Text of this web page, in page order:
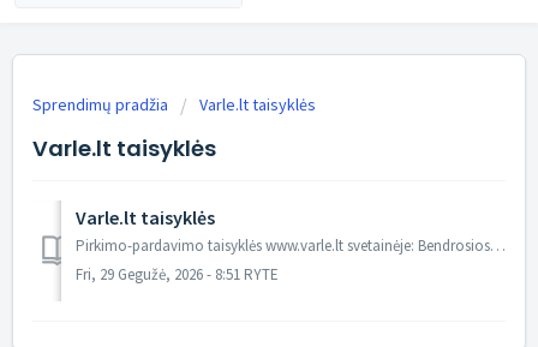
Sprendimų pradžia Varle.lt taisyklės
Varle.lt taisyklės
Varle.lt taisyklės
Pirkimo-pardavimo taisyklės www.varle.lt svetainėje: Bendrosios nuostatos 1) Šios prekių pirkimo–pardavimo sutarties (sandorio) sąlygos (toliau – „Taisykl...
Fri, 29 Gegužė, 2026 - 8:51 RYTE